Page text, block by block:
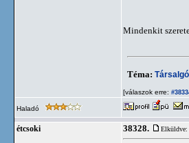
Mindenkit
Téma: Társalgó
[válaszok erre:
Haladó
étcsoki 38328. Elküldve: